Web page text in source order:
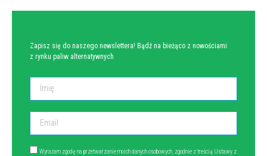
Zapisz się do naszego newslettera! Bądź na bieżąco z nowościami
z rynku paliw alternatywnych
Wyrażam zgodę na przetwarzanie moich danych osobowych, zgodnie z treścią Ustawy z